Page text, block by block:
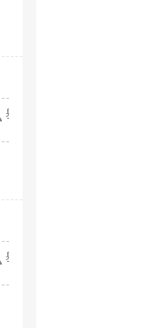
舉
舉